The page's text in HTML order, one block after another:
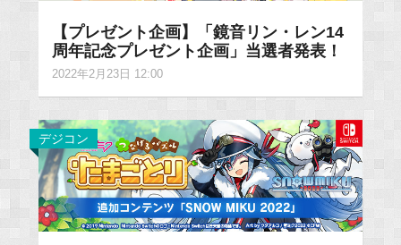
【プレゼント企画】「鏡音リン・レン14
周年記念プレゼント企画」当選者発表！
2022年2月23日 12:00
デジコン